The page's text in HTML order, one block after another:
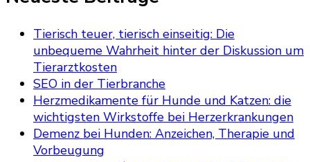
etwas?
Tierisch teuer, tierisch einseitig: Die
unbequeme Wahrheit hinter der Diskussion um
Tierarztkosten
SEO in der Tierbranche
Herzmedikamente für Hunde und Katzen: die
wichtigsten Wirkstoffe bei Herzerkrankungen
Demenz bei Hunden: Anzeichen, Therapie und
Vorbeugung